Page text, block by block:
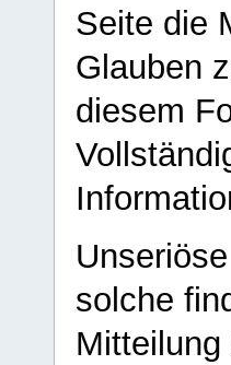
Seite die
Glauben
diesem
solche